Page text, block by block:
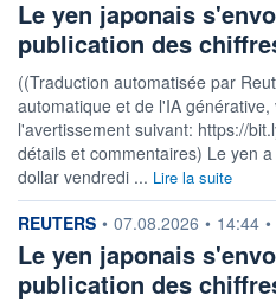
Le yen japonais
publication des
((Traduction automatisée par
automatique et de l'IA
l'avertissement suivant: https://
détails et commentaires) Le yen
dollar vendredi ... Lire la suite
information fournie par
REUTERS • 07.08.2026 • 14:44 •
Le yen japonais
publication des